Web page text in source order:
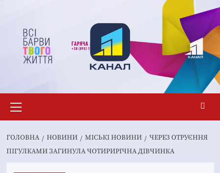
вмісту
меню
ГОЛОВНА НОВИНИ MІСЬКІ НОВИНИ
ЧЕРЕЗ ОТРУЄННЯ
ПІГУЛКАМИ ЗАГИНУЛА ЧОТИРИРІЧНА ДІВЧИНКА